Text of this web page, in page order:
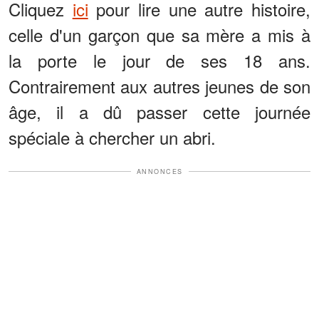
Cliquez ici pour lire une autre histoire,
celle d'un garçon que sa mère a mis à
la porte le jour de ses 18 ans.
Contrairement aux autres jeunes de son
âge, il a dû passer cette journée
spéciale à chercher un abri.
ANNONCES